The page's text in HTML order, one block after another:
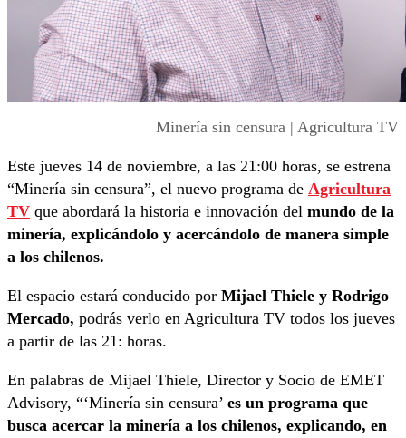
Minería sin censura | Agricultura TV
Este jueves 14 de noviembre, a las 21:00 horas, se estrena
“Minería sin censura”, el nuevo programa de Agricultura
TV que abordará la historia e innovación del mundo de la
minería, explicándolo y acercándolo de manera simple
a los chilenos.
El espacio estará conducido por Mijael Thiele y Rodrigo
Mercado, podrás verlo en Agricultura TV todos los jueves
a partir de las 21: horas.
En palabras de Mijael Thiele, Director y Socio de EMET
Advisory, “‘Minería sin censura’ es un programa que
busca acercar la minería a los chilenos, explicando, en